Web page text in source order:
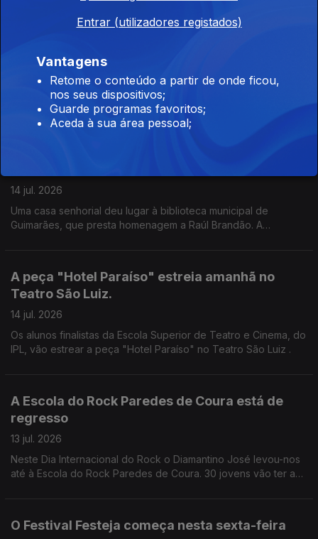
do Castelo, como nos conta a Valentina Jesus.
15 jul. 2026
Fábia Rebordão e Jorge Fernando estiveram esta manhã nos
estúdios da Antena 1 para uma conversa com José Carlos
Trindade.
14 jul. 2026
Uma casa senhorial deu lugar à biblioteca municipal de
Guimarães, que presta homenagem a Raúl Brandão. A
A peça "Hotel Paraíso" estreia amanhã no
Teatro São Luiz.
14 jul. 2026
Os alunos finalistas da Escola Superior de Teatro e Cinema, do
IPL, vão estrear a peça "Hotel Paraíso" no Teatro São Luiz .
A Escola do Rock Paredes de Coura está de
regresso
13 jul. 2026
Neste Dia Internacional do Rock o Diamantino José levou-nos
até à Escola do Rock Paredes de Coura. 30 jovens vão ter a
O Festival Festeja começa nesta sexta-feira
Entrar (utilizadores registados)
Vantagens
Retome o conteúdo a partir de onde ficou,
nos seus dispositivos;
Guarde programas favoritos;
Aceda à sua área pessoal;